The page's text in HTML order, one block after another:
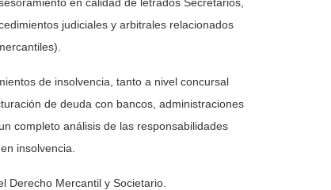
judiciales y arbitrales relacionados
de insolvencia, tanto a nivel concursal
de deuda con bancos, administraciones
completo análisis de las responsabilidades
insolvencia.
Derecho Mercantil y Societario.